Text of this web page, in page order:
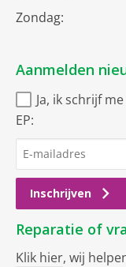
Zondag:
Aanmelden
Ja, ik schrijf
EP:
Inschrijven
Reparatie of
Klik hier, wij